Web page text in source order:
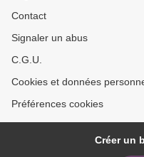
Contact
Signaler un abus
C.G.U.
Cookies et données
Préférences cookies
Créer un